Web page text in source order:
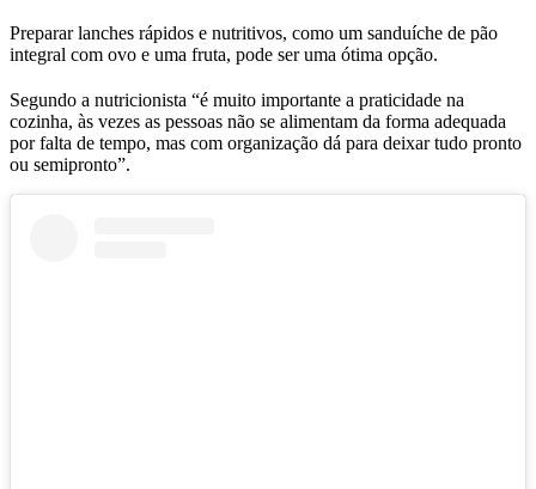
Preparar lanches rápidos e nutritivos, como um sanduíche de pão
integral com ovo e uma fruta, pode ser uma ótima opção.
Segundo a nutricionista “é muito importante a praticidade na
cozinha, às vezes as pessoas não se alimentam da forma adequada
por falta de tempo, mas com organização dá para deixar tudo pronto
ou semipronto”.